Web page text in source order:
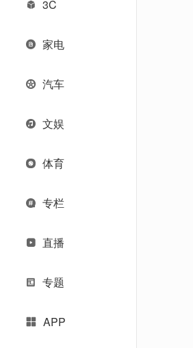
3C
家电
汽车
文娱
体育
专栏
直播
专题
APP